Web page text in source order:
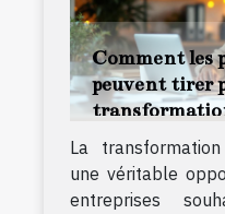
Comment les
peuvent tirer
La
une véritable
entreprises